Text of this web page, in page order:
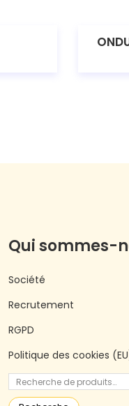
Qui sommes-
Société
Recrutement
RGPD
Politique des cookies